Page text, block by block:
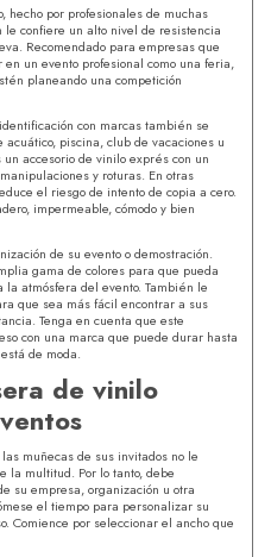
hecho por profesionales de muchas
confiere un alto nivel de resistencia
Recomendado para empresas que
un evento profesional como una feria,
planeando una competición
con marcas también se
piscina, club de vacaciones u
accesorio de vinilo exprés con un
y roturas. En otras
el riesgo de intento de copia a cero.
impermeable, cómodo y bien
de su evento o demostración.
gama de colores para que pueda
atmósfera del evento. También le
que sea más fácil encontrar a sus
Tenga en cuenta que este
con una marca que puede durar hasta
de moda.
de vinilo
muñecas de sus invitados no le
la multitud. Por lo tanto, debe
su empresa, organización u otra
el tiempo para personalizar su
Comience por seleccionar el ancho que